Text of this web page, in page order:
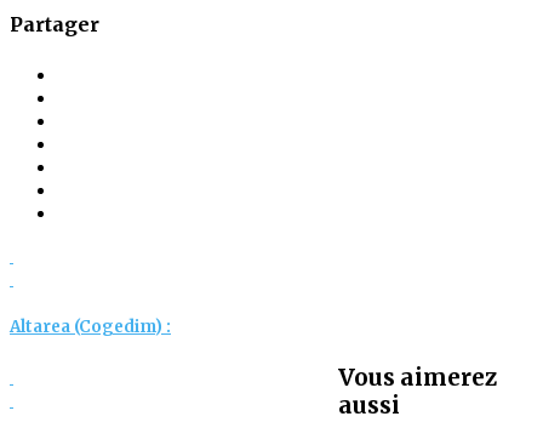
Partager
Altarea (Cogedim) :
Vous aimerez
aussi